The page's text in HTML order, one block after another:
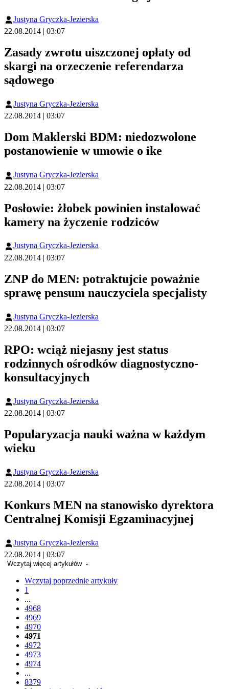
Justyna Gryczka-Jezierska
22.08.2014 | 03:07
Zasady zwrotu uiszczonej opłaty od
skargi na orzeczenie referendarza
sądowego
Justyna Gryczka-Jezierska
22.08.2014 | 03:07
Dom Maklerski BDM: niedozwolone
postanowienie w umowie o ike
Justyna Gryczka-Jezierska
22.08.2014 | 03:07
Posłowie: żłobek powinien instalować
kamery na życzenie rodziców
Justyna Gryczka-Jezierska
22.08.2014 | 03:07
ZNP do MEN: potraktujcie poważnie
sprawę pensum nauczyciela specjalisty
Justyna Gryczka-Jezierska
22.08.2014 | 03:07
RPO: wciąż niejasny jest status
rodzinnych ośrodków diagnostyczno-
konsultacyjnych
Justyna Gryczka-Jezierska
22.08.2014 | 03:07
Popularyzacja nauki ważna w każdym
wieku
Justyna Gryczka-Jezierska
22.08.2014 | 03:07
Konkurs MEN na stanowisko dyrektora
Centralnej Komisji Egzaminacyjnej
Justyna Gryczka-Jezierska
22.08.2014 | 03:07
Wczytaj więcej artykułów
Wczytaj poprzednie artykuły
1
...
4968
4969
4970
4971
4972
4973
4974
...
8379